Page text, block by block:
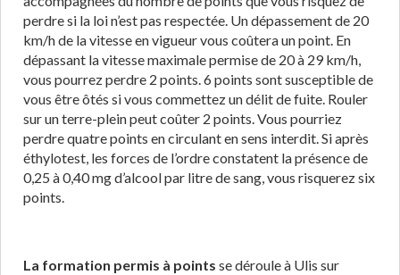
perdre si la loi n’est pas respectée. Un dépassement de 20
km/h de la vitesse en vigueur vous coûtera un point. En
dépassant la vitesse maximale permise de 20 à 29 km/h,
vous pourrez perdre 2 points. 6 points sont susceptible de
vous être ôtés si vous commettez un délit de fuite. Rouler
sur un terre-plein peut coûter 2 points. Vous pourriez
perdre quatre points en circulant en sens interdit. Si après
éthylotest, les forces de l’ordre constatent la présence de
0,25 à 0,40 mg d’alcool par litre de sang, vous risquerez six
points.
La formation permis à points se déroule à Ulis sur